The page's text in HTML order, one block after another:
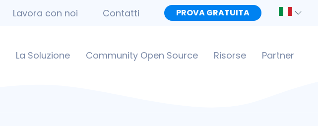
Lavora con noi Contatti PROVA GRATUITA
La Soluzione Community Open Source Risorse Partner